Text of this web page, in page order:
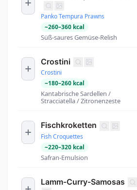
Panko Tempura Prawns
~260–360 kcal
Süß-saures Gemüse-Relish
Crostini
Crostini
~180–260 kcal
Kantabrische Sardellen /
Stracciatella / Zitronenzeste
Fischkroketten
Fish Croquettes
~220–320 kcal
Safran-Emulsion
Lamm-Curry-Samosas